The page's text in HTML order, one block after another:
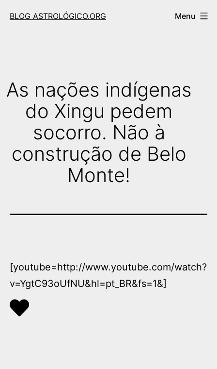
BLOG ASTROLÓGICO.ORG Menu
As nações indígenas
do Xingu pedem
socorro. Não à
construção de Belo
Monte!
[youtube=http://www.youtube.com/watch?
v=YgtC93oUfNU&hl=pt_BR&fs=1&]